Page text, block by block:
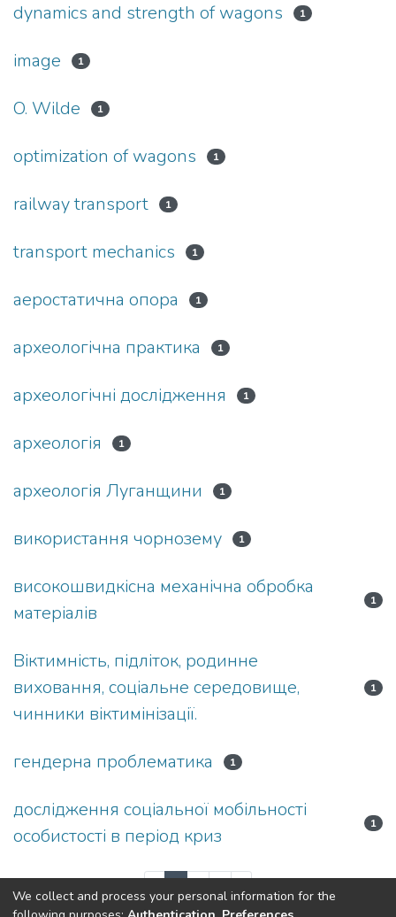
dynamics and strength of wagons 1
image 1
O. Wilde 1
optimization of wagons 1
railway transport 1
transport mechanics 1
аеростатична опора 1
археологічна практика 1
археологічні дослідження 1
археологія 1
археологія Луганщини 1
використання чорнозему 1
високошвидкісна механічна обробка
матеріалів
1
Віктимність, підліток, родинне
виховання, соціальне середовище,
чинники віктимінізації.
1
гендерна проблематика 1
дослідження соціальної мобільності
особистості в період криз
1
(current)
We collect and process your personal information for the